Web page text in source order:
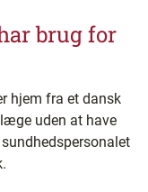
brug for
hjem fra et dansk
uden at have